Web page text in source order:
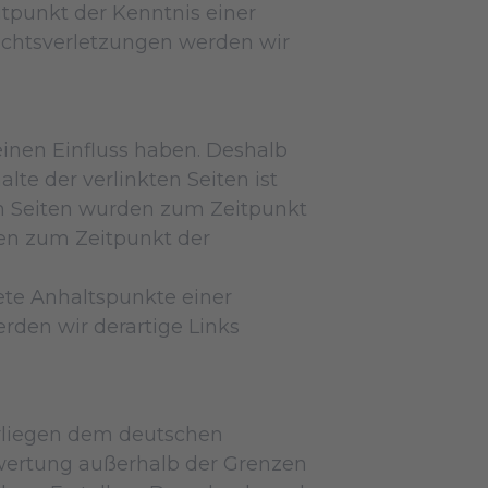
der Kenntnis einer
werden wir
Einfluss haben. Deshalb
der verlinkten Seiten ist
Seiten wurden zum Zeitpunkt
zum Zeitpunkt der
Anhaltspunkte einer
wir derartige Links
dem deutschen
außerhalb der Grenzen